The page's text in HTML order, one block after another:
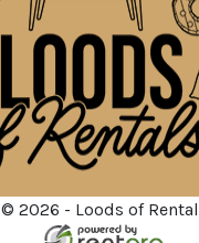
© 2026 - Loods of